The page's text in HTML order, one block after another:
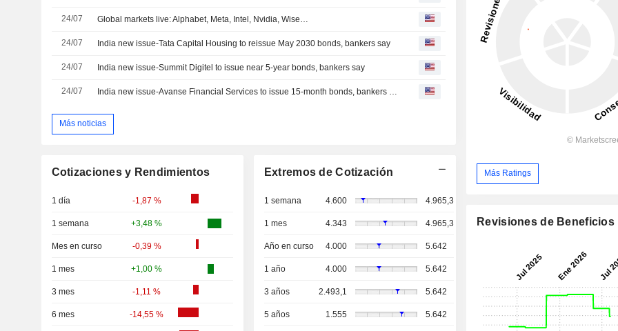
24/07 Global markets live: Alphabet, Meta, Intel, Nvidia, Wise…
24/07 India new issue-Tata Capital Housing to reissue May 2030 bonds, bankers say
24/07 India new issue-Summit Digitel to issue near 5-year bonds, bankers say
24/07
Más noticias
Cotizaciones y Rendimientos
1 día -1,87 %
1 semana +3,48 %
Mes en curso -0,39 %
1 mes +1,00 %
3 mes -1,11 %
6 mes -14,55 %
Extremos de Cotización
1 semana 4.600 4.965,3
1 mes 4.343 4.965,3
Año en curso 4.000 5.642
1 año 4.000 5.642
3 años 2.493,1 5.642
5 años 1.555 5.642
Más Ratings
Revisiones de Beneficios